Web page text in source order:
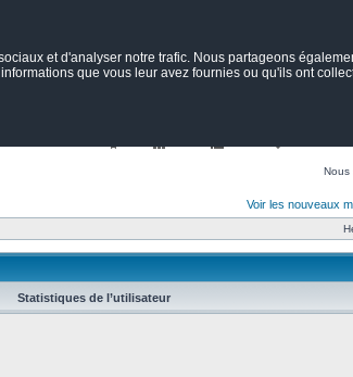
et d'analyser notre trafic. Nous partageons
que vous leur avez fournies ou qu'ils ont
Nous
Voir les nouveaux
Statistiques de l’utilisateur